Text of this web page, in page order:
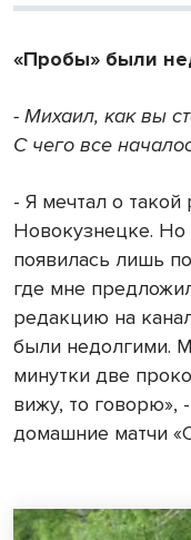
«Пробы» были
- Михаил, как вы
С чего все
- Я мечтал о
Новокузнецке. Но
появилась лишь
где мне
редакцию на
были недолгими.
минутки две
вижу, то говорю»,
домашние матчи